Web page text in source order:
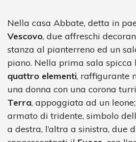
Nella casa Abbate, detta in
Vescovo, due affreschi
stanza al pianterreno ed un
piano. Nella prima sala spicca
quattro elementi, raffigurante
una donna con una corona
Terra, appoggiata ad un
armato di tridente, simbolo
a destra, l’altra a sinistra, due